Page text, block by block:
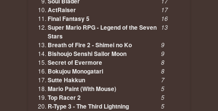
ActRaiser 17
Final Fantasy 5 16
Super Mario RPG - Legend of the Seven
Stars
13
Breath of Fire 2 - Shimei no Ko 9
Bishoujo Senshi Sailor Moon 9
Secret of Evermore 8
Bokujou Monogatari 8
Sutte Hakkun 7
Mario Paint (With Mouse) 5
Top Racer 2 5
R-Type 3 - The Third Lightning 5